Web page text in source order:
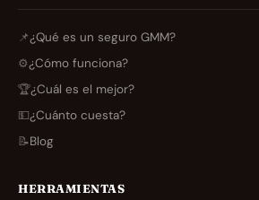
📌¿Qué es un seguro GMM?
⚙️¿Cómo funciona?
🏆¿Cuál es el mejor?
💵¿Cuánto cuesta?
📝Blog
HERRAMIENTAS